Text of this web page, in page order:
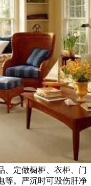
、定做橱柜、衣柜、门
等。严沉时可毁伤肝净